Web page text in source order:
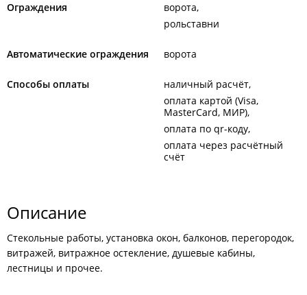
Ограждения
ворота
рольставни
Автоматические ограждения ворота
Способы оплаты
наличный расчёт
оплата картой (Visa,
MasterCard, МИР)
оплата по qr-коду
оплата через расчётный
счёт
Описание
Стекольные работы, установка окон, балконов, перегородок,
витражей, витражное остекление, душевые кабины,
лестницы и прочее.